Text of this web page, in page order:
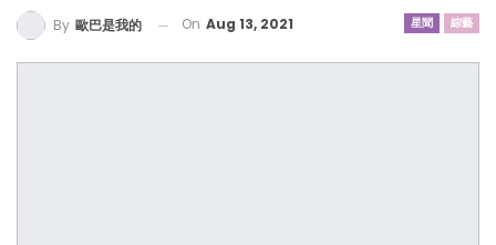
星聞 綜藝
By 歐巴是我的 On Aug 13, 2021